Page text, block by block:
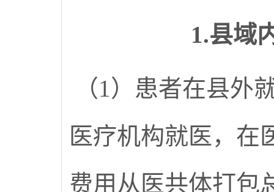
1.县域
（1）患者在县外
医疗机构就医，在
费用从医共体打包